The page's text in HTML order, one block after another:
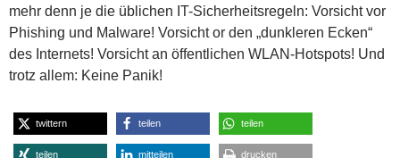
mehr denn je die üblichen IT-Sicherheitsregeln: Vorsicht vor
Phishing und Malware! Vorsicht or den „dunkleren Ecken“
des Internets! Vorsicht an öffentlichen WLAN-Hotspots! Und
trotz allem: Keine Panik!
twittern teilen teilen
teilen mitteilen drucken